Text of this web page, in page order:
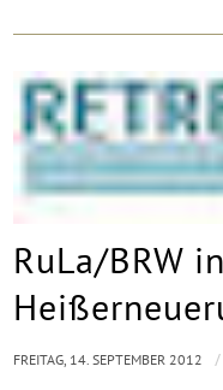
RuLa/BRW
FREITAG, 14. SEPTEMBER 2012 /